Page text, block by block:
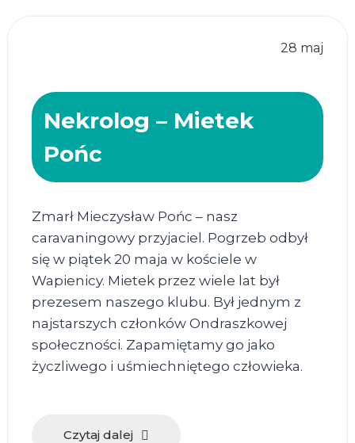
28 maj
Nekrolog – Mietek
Pońc
Zmarł Mieczysław Pońc – nasz
caravaningowy przyjaciel. Pogrzeb odbył
się w piątek 20 maja w kościele w
Wapienicy. Mietek przez wiele lat był
prezesem naszego klubu. Był jednym z
najstarszych członków Ondraszkowej
społeczności. Zapamiętamy go jako
życzliwego i uśmiechniętego człowieka.
Czytaj dalej